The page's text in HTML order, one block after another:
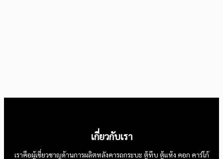
เกี่ยวกับเรา
เราคือผู้เชี่ยวชาญด้านการผลิตหลังคารถกระบะ ตู้ทึบ ตู้แห้ง คอก คาร์โก้